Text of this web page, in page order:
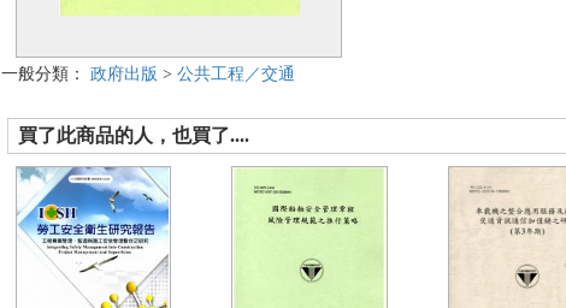
一般分類： 政府出版 > 公共工程／交通
買了此商品的人，也買了....